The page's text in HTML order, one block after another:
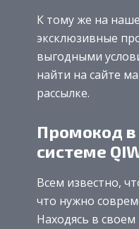
К тому же на
эксклюзивные
выгодными
найти на сайте
рассылке.
Промокод
системе
Всем известно,
что нужно
Находясь в